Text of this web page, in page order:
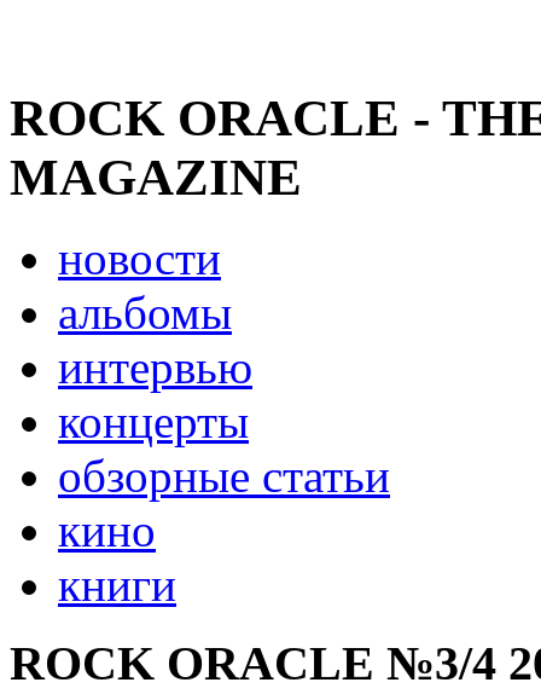
ROCK ORACLE -
MAGAZINE
новости
альбомы
интервью
концерты
обзорные статьи
кино
книги
ROCK ORACLE №3/4